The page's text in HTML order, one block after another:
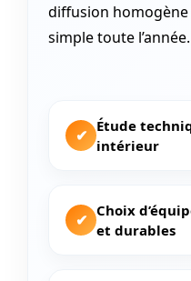
diffusion homogène
simple toute l’année.
✔ Étude
intérieur
✔ Choix
et durables